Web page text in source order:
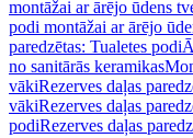
montāžai ar ārējo ūdens
podi montāžai ar ārējo
paredzētas: Tualetes podi
no sanitārās keramikas
vākiRezerves daļas
vākiRezerves daļas
podiRezerves daļas